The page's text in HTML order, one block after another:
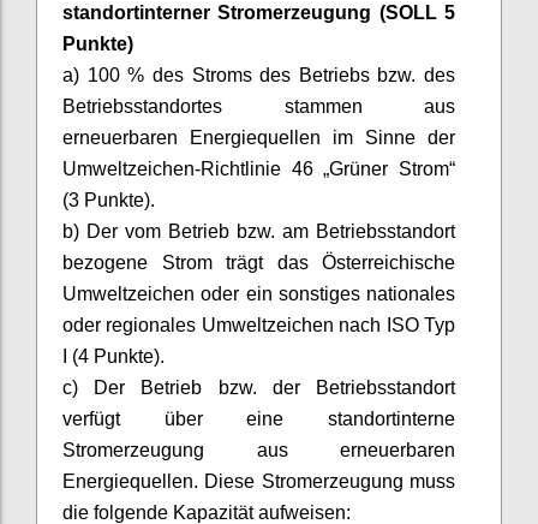
standortinterner Stromerzeugung (SOLL 5
Punkte)
a) 100 % des Stroms des Betriebs bzw. des
Betriebsstandortes stammen aus
erneuerbaren Energiequellen im Sinne der
Umweltzeichen-Richtlinie 46 „Grüner Strom“
(3 Punkte).
b) Der vom Betrieb bzw. am Betriebsstandort
bezogene Strom trägt das Österreichische
Umweltzeichen oder ein sonstiges nationales
oder regionales Umweltzeichen nach ISO Typ
I (4 Punkte).
c) Der Betrieb bzw. der Betriebsstandort
verfügt über eine standortinterne
Stromerzeugung aus erneuerbaren
Energiequellen. Diese Stromerzeugung muss
die folgende Kapazität aufweisen: